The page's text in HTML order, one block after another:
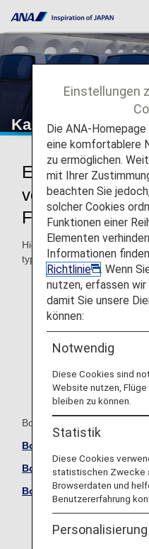
Kabine – Sitzplan
Erfahren Sie
verfügbaren
Flugzeugen
Hier finden Sie die auf
typischerweise verfügbaren
Boeing 787-10 (781)
Boeing 787-10 (781) –
Boeing 787-10 (781) –
Boeing 787-10 (781) –
Einstellungen
Die ANA-
eine komfortablere
zu ermöglichen.
mit Ihrer
beachten Sie
solcher Cookies
Funktionen einer
Elementen
Informationen
Richtlinie
. Wenn
nutzen, erfassen
damit Sie unsere
können:
Notwendig
Diese Cookies sind
Website nutzen,
bleiben zu können.
Statistik
Diese Cookies
statistischen Zwecke
Browserdaten und
Benutzererfahrung
Personalisierung